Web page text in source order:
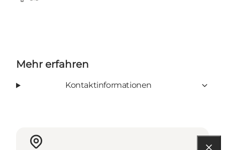
Facebook
TripAdvisor
Mehr erfahren
Kontaktinformationen